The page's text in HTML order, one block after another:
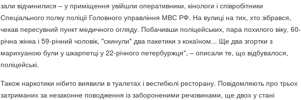
зали відчинилися – у приміщення увійшли оперативники, кінологи і співробітники
Спеціального полку поліції Головного управління МВС РФ. На вулиці на тих, хто зібрався,
чекав пересувний пункт медичного огляду. Побачивши поліцейських, пара похилого віку, 60-
річна жінка і 59-річний чоловік, "скинули" два пакетики з кокаїном... Ще два згортки з
марихуаною були у шкарпетці у 22-річного петербуржця", – описали те, що відбувалося,
поліцейські.
Також наркотики нібито виявили в туалетах і вестибюлі ресторану. Повідомляють про трьох
затриманих за незаконне поводження із забороненими речовинами, ще двох у стані